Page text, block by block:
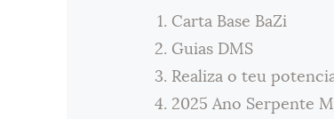
Carta Base BaZi
Guias DMS
Realiza o teu
2025 Ano Serpente